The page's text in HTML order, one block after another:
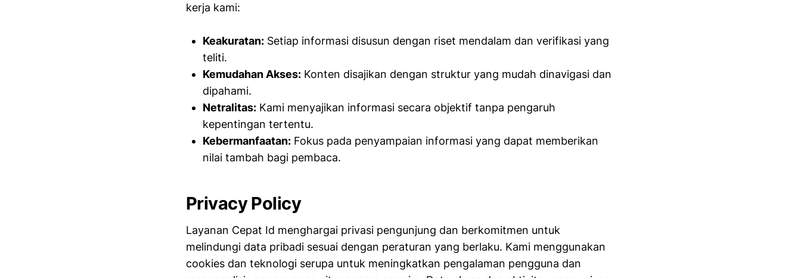
kerja kami:
Keakuratan: Setiap informasi disusun dengan riset mendalam dan verifikasi yang
teliti.
Kemudahan Akses: Konten disajikan dengan struktur yang mudah dinavigasi dan
dipahami.
Netralitas: Kami menyajikan informasi secara objektif tanpa pengaruh
kepentingan tertentu.
Kebermanfaatan: Fokus pada penyampaian informasi yang dapat memberikan
nilai tambah bagi pembaca.
Privacy Policy
Layanan Cepat Id menghargai privasi pengunjung dan berkomitmen untuk
melindungi data pribadi sesuai dengan peraturan yang berlaku. Kami menggunakan
cookies dan teknologi serupa untuk meningkatkan pengalaman pengguna dan